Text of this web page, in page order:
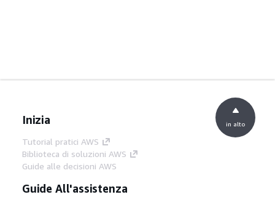
Inizia
Tutorial pratici AWS
Biblioteca di soluzioni AWS
Guide alle decisioni AWS
Guide All'assistenza
in alto